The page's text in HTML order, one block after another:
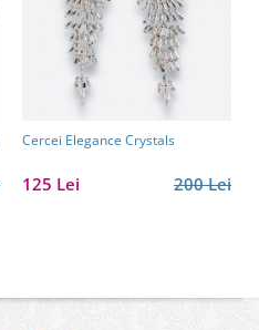
Cercei Elegance Crystals
200 Lei
125 Lei